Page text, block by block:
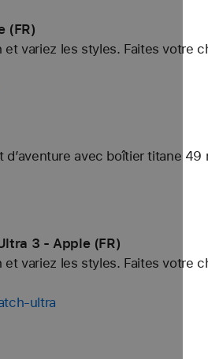
(FR)
variez les styles. Faites votre
avec boîtier titane
3 - Apple (FR)
variez les styles. Faites votre
ultra